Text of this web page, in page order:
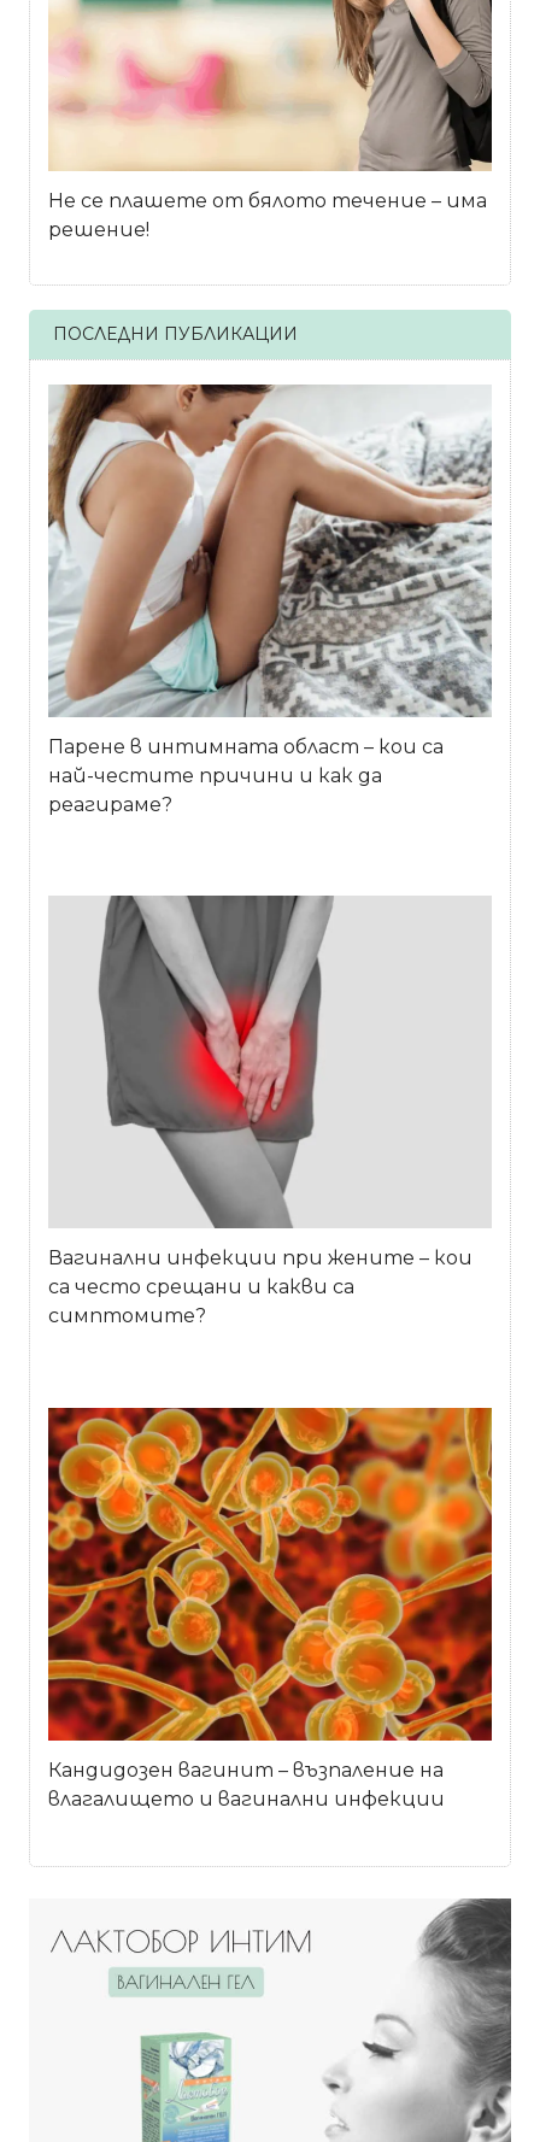
Не се плашете от бялото течение – има
решение!
ПОСЛЕДНИ ПУБЛИКАЦИИ
Парене в интимната област – кои са
най-честите причини и как да
реагираме?
Вагинални инфекции при жените – кои
са често срещани и какви са
симптомите?
Кандидозен вагинит – възпаление на
влагалището и вагинални инфекции